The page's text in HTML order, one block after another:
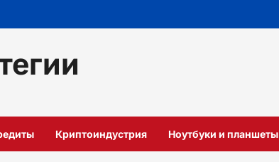
Криптоиндустрия Ноутбуки и планшеты